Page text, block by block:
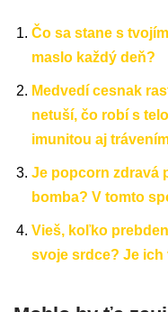
Čo sa stane s
maslo každý deň?
Medvedí cesnak
netuší, čo robí s
imunitou aj
Je popcorn zdravá
bomba? V tomto
Vieš, koľko
svoje srdce? Je ich